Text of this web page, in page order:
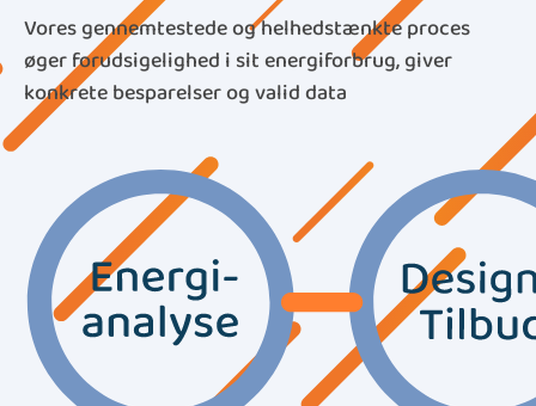
Vores gennemtestede og helhedstænkte proces
øger forudsigelighed i sit energiforbrug, giver
konkrete besparelser og valid data